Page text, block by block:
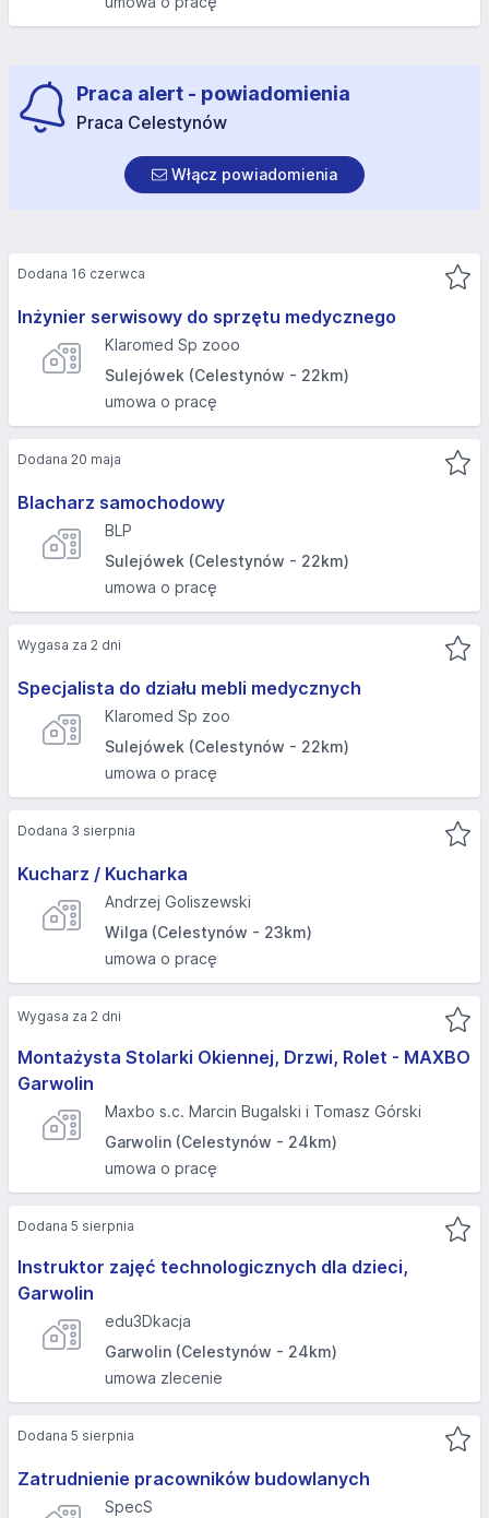
Praca alert - powiadomienia
Praca Celestynów
Włącz powiadomienia
Inżynier serwisowy do sprzętu medycznego
Klaromed Sp zooo
Sulejówek (Celestynów - 22km)
umowa o pracę
Dodana 16 czerwca
Blacharz samochodowy
BLP
Sulejówek (Celestynów - 22km)
umowa o pracę
Dodana 20 maja
Specjalista do działu mebli medycznych
Klaromed Sp zoo
Sulejówek (Celestynów - 22km)
umowa o pracę
Wygasa za 2 dni
Kucharz / Kucharka
Andrzej Goliszewski
Wilga (Celestynów - 23km)
umowa o pracę
Dodana 3 sierpnia
Montażysta Stolarki Okiennej, Drzwi, Rolet - MAXBO
Garwolin
Maxbo s.c. Marcin Bugalski i Tomasz Górski
Garwolin (Celestynów - 24km)
umowa o pracę
Wygasa za 2 dni
Instruktor zajęć technologicznych dla dzieci,
Garwolin
edu3Dkacja
Garwolin (Celestynów - 24km)
umowa zlecenie
Dodana 5 sierpnia
Zatrudnienie pracowników budowlanych
SpecS
Dodana 5 sierpnia